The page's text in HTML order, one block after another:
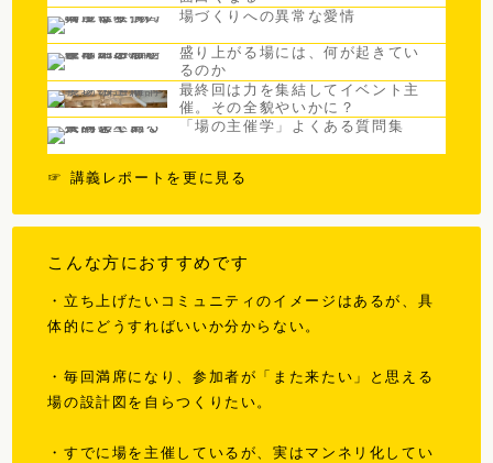
場づくりへの異常な愛情
盛り上がる場には、何が起きてい
るのか
最終回は力を集結してイベント主
催。その全貌やいかに？
「場の主催学」よくある質問集
☞ 講義レポートを更に見る
こんな方におすすめです
・立ち上げたいコミュニティのイメージはあるが、具
体的にどうすればいいか分からない。
・毎回満席になり、参加者が「また来たい」と思える
場の設計図を自らつくりたい。
・すでに場を主催しているが、実はマンネリ化してい